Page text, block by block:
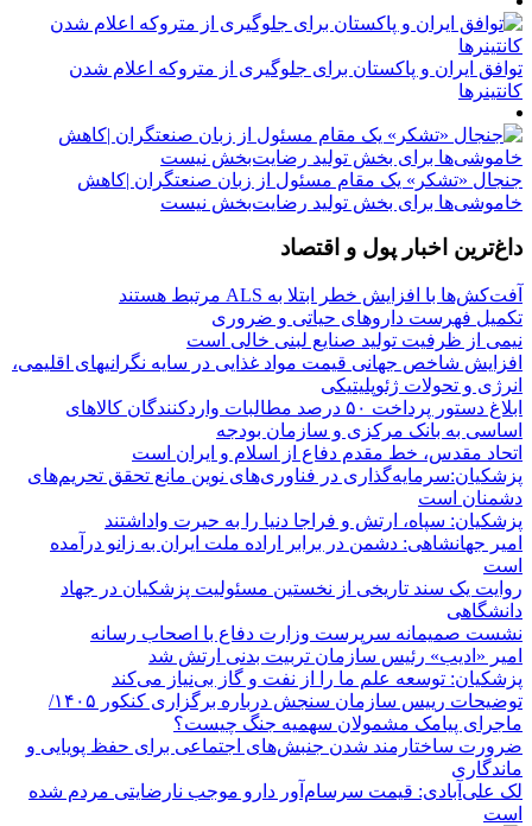
توافق ایران و پاکستان برای جلوگیری از متروکه اعلام شدن
کانتینرها
جنجال «تشکر» یک مقام مسئول از زبان صنعتگران |کاهش
خاموشی‌ها برای بخش تولید رضایت‌بخش نیست
داغ‌ترین اخبار پول و اقتصاد
آفت‌کش‌ها با افزایش خطر ابتلا به ALS مرتبط هستند
تکمیل فهرست داروهای حیاتی و ضروری
نیمی از ظرفیت تولید صنایع لبنی خالی است
افزایش شاخص جهانی قیمت مواد غذایی در سایه نگرانیهای اقلیمی،
انرژی و تحولات ژئوپلیتیکی
ابلاغ دستور پرداخت ۵۰ درصد مطالبات واردکنندگان کالاهای
اساسی به بانک مرکزی و سازمان بودجه
اتحاد مقدس، خط مقدم دفاع از اسلام و ایران است
پزشکیان:سرمایه‌گذاری در فناوری‌های نوین مانع تحقق تحریم‌های
دشمنان است
پزشکیان: سپاه، ارتش و فراجا دنیا را به حیرت واداشتند
امیر جهانشاهی: دشمن در برابر اراده ملت ایران به زانو درآمده
است
روایت یک سند تاریخی از نخستین مسئولیت پزشکیان در جهاد
دانشگاهی
نشست صمیمانه سرپرست وزارت دفاع با اصحاب رسانه
امیر «ادیب» رئیس سازمان تربیت بدنی ارتش شد
پزشکیان: توسعه علم ما را از نفت و گاز بی‌نیاز می‌کند
توضیحات رییس سازمان سنجش درباره برگزاری کنکور ۱۴۰۵/
ماجرای پیامک مشمولان سهمیه جنگ چیست؟
ضرورت ساختارمند شدن جنبش‌های اجتماعی برای حفظ پویایی و
ماندگاری
لک علی‌آبادی: قیمت سرسام‌آور دارو موجب نارضایتی مردم شده
است